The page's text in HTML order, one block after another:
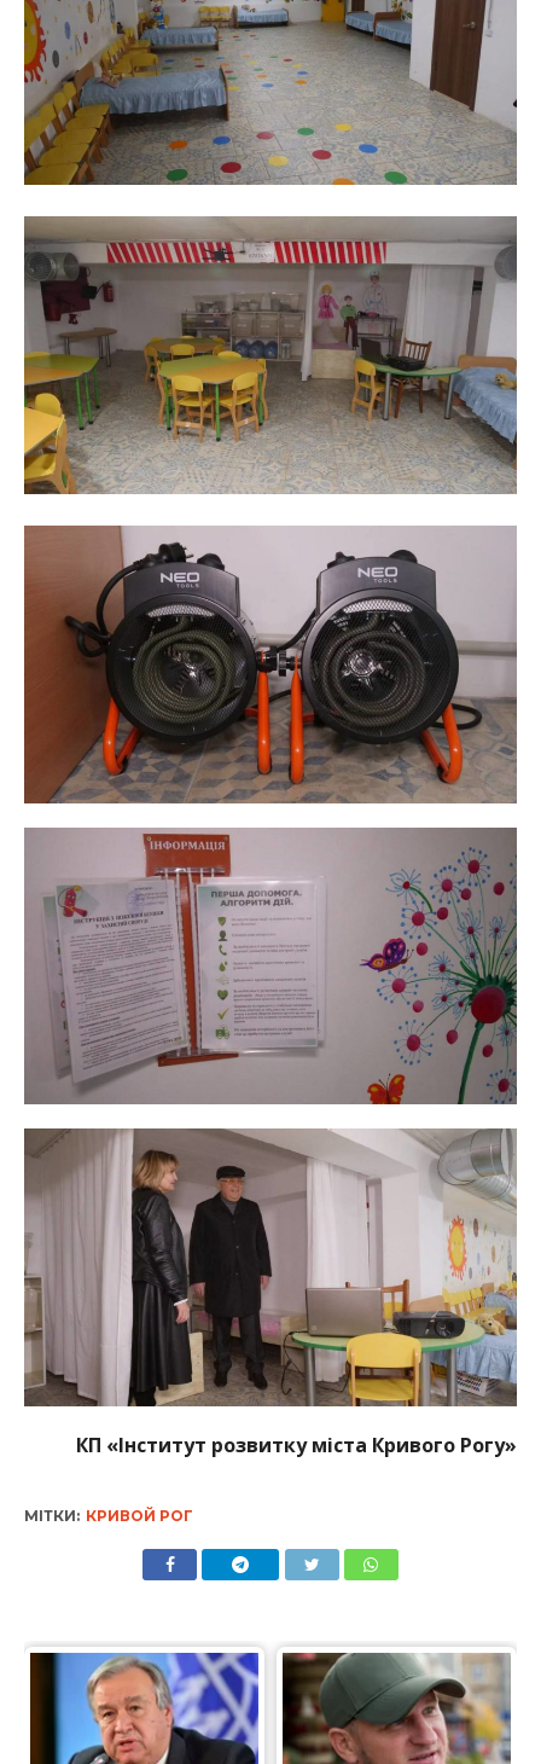
КП «Інститут розвитку міста Кривого Рогу»
МІТКИ: КРИВОЙ РОГ